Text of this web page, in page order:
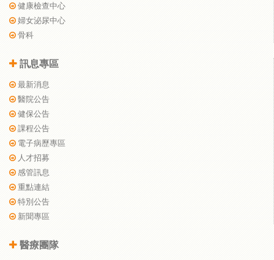
健康檢查中心
婦女泌尿中心
骨科
訊息專區
最新消息
醫院公告
健保公告
課程公告
電子病歷專區
人才招募
感管訊息
重點連結
特別公告
新聞專區
醫療團隊